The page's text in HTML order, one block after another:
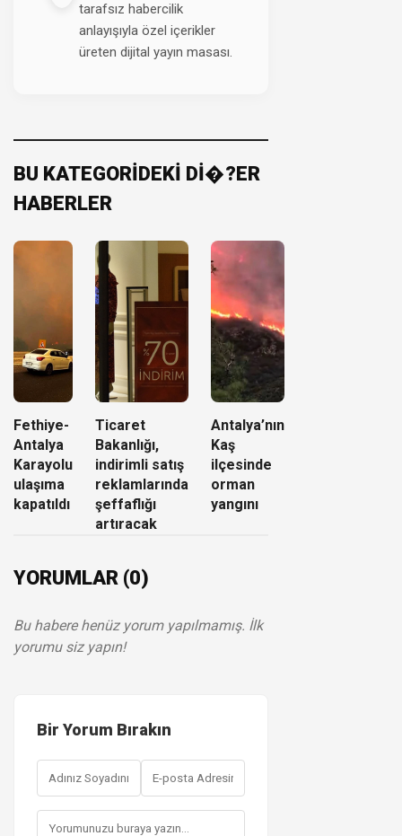
tarafsız habercilik
anlayışıyla özel içerikler
üreten dijital yayın masası.
BU KATEGORİDEKİ Dİ�?ER
HABERLER
Fethiye-
Antalya
Karayolu
ulaşıma
kapatıldı
Ticaret
Bakanlığı,
indirimli satış
reklamlarında
şeffaflığı
artıracak
Antalya’nın
Kaş
ilçesinde
orman
yangını
YORUMLAR (0)
Bu habere henüz yorum yapılmamış. İlk
yorumu siz yapın!
Bir Yorum Bırakın